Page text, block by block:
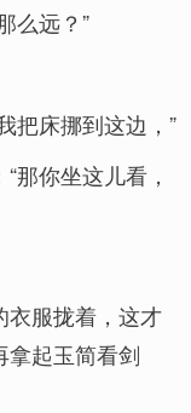
么远？”
把床挪到这边，”
那你坐这儿看，
衣服拢着，这才
拿起玉简看剑